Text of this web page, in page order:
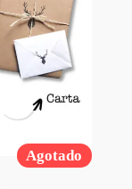
Agotado